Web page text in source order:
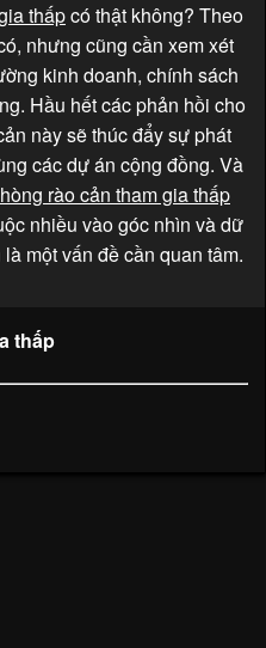
thấpcó thật không? Theo
nhưng cũng cần xem xét
kinh doanh, chính sách
Hầu hết các phản hồi cho
này sẽ thúc đẩy sự phát
các dự án cộng đồng. Và
rào cản tham gia thấp
nhiều vào góc nhìn và dữ
một vấn đề cần quan tâm.
thấp